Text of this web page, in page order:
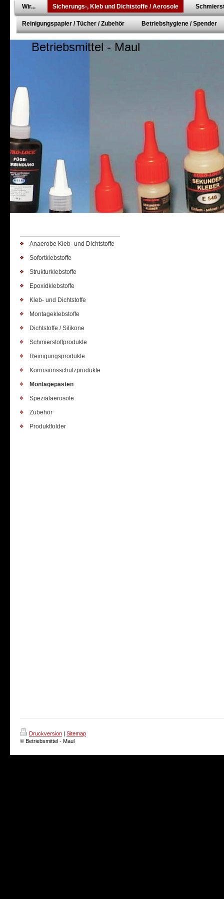
Wir... Sicherungs-, Kleb und Dichtstoffe / Aerosole
Reinigungspapier / Tücher / Zubehör Betriebshygiene / Spender
Betriebsmittel - Maul
Anaerobe Kleb- und Dichtstoffe
Sofortklebstoffe
Strukturklebstoffe
Epoxidklebstoffe
Kleb- und Dichtstoffe
Montageklebstoffe
Dichtstoffe / Silikone
Schmierstoffprodukte
Reinigungsprodukte
Korrosionsschutzprodukte
Montagepasten
Spezialaerosole
Zubehör
Produktfolder
Druckversion | Sitemap
© Betriebsmittel - Maul